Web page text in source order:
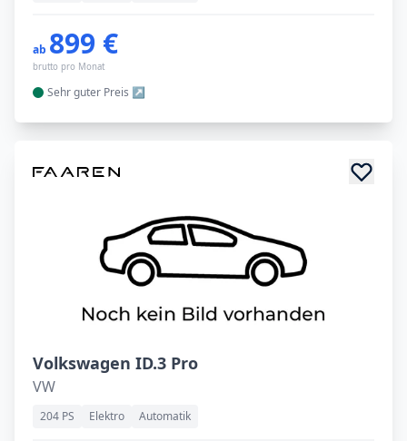
ab 899 €
brutto pro Monat
Sehr guter Preis
Volkswagen ID.3 Pro
VW
204 PS Elektro Automatik